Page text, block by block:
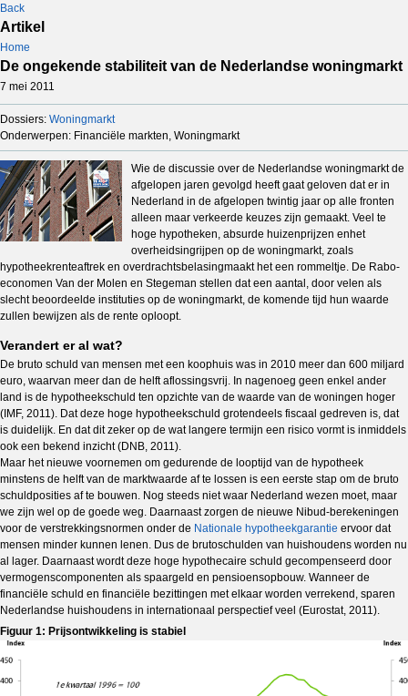
Back
Artikel
Home
De ongekende stabiliteit van de Nederlandse woningmarkt
7 mei 2011
Dossiers: Woningmarkt
Onderwerpen: Financiële markten, Woningmarkt
Wie de discussie over de Nederlandse woningmarkt de
afgelopen jaren gevolgd heeft gaat geloven dat er in
Nederland in de afgelopen twintig jaar op alle fronten
alleen maar verkeerde keuzes zijn gemaakt. Veel te
hoge hypotheken, absurde huizenprijzen enhet
overheidsingrijpen op de woningmarkt, zoals
hypotheekrenteaftrek en overdrachtsbelasingmaakt het een rommeltje. De Rabo-
economen Van der Molen en Stegeman stellen dat een aantal, door velen als
slecht beoordeelde instituties op de woningmarkt, de komende tijd hun waarde
zullen bewijzen als de rente oploopt.
Verandert er al wat?
De bruto schuld van mensen met een koophuis was in 2010 meer dan 600 miljard
euro, waarvan meer dan de helft aflossingsvrij. In nagenoeg geen enkel ander
land is de hypotheekschuld ten opzichte van de waarde van de woningen hoger
(IMF, 2011). Dat deze hoge hypotheekschuld grotendeels fiscaal gedreven is, dat
is duidelijk. En dat dit zeker op de wat langere termijn een risico vormt is inmiddels
ook een bekend inzicht (DNB, 2011).
Maar het nieuwe voornemen om gedurende de looptijd van de hypotheek
minstens de helft van de marktwaarde af te lossen is een eerste stap om de bruto
schuldposities af te bouwen. Nog steeds niet waar Nederland wezen moet, maar
we zijn wel op de goede weg. Daarnaast zorgen de nieuwe Nibud-berekeningen
voor de verstrekkingsnormen onder de Nationale hypotheekgarantie ervoor dat
mensen minder kunnen lenen. Dus de brutoschulden van huishoudens worden nu
al lager. Daarnaast wordt deze hoge hypothecaire schuld gecompenseerd door
vermogenscomponenten als spaargeld en pensioensopbouw. Wanneer de
financiële schuld en financiële bezittingen met elkaar worden verrekend, sparen
Nederlandse huishoudens in internationaal perspectief veel (Eurostat, 2011).
Figuur 1: Prijsontwikkeling is stabiel